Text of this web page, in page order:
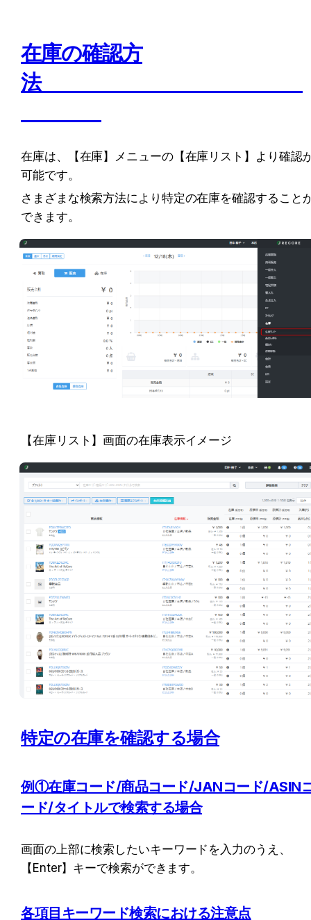
在庫の確認方
法
在庫は、【在庫】メニューの【在庫リスト】より確認
可能です。
さまざまな検索方法により特定の在庫を確認すること
できます。
【在庫リスト】画面の在庫表示イメージ
特定の在庫を確認する場合
例①在庫コード/商品コード/JANコード/ASIN
ード/タイトルで検索する場合
画面の上部に検索したいキーワードを入力のうえ、
【Enter】キーで検索ができます。
各項目キーワード検索における注意点